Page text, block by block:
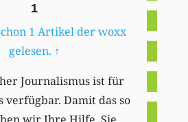
1
1 Artikel der woxx
gelesen. ↑
Journalismus ist für
verfügbar. Damit das so